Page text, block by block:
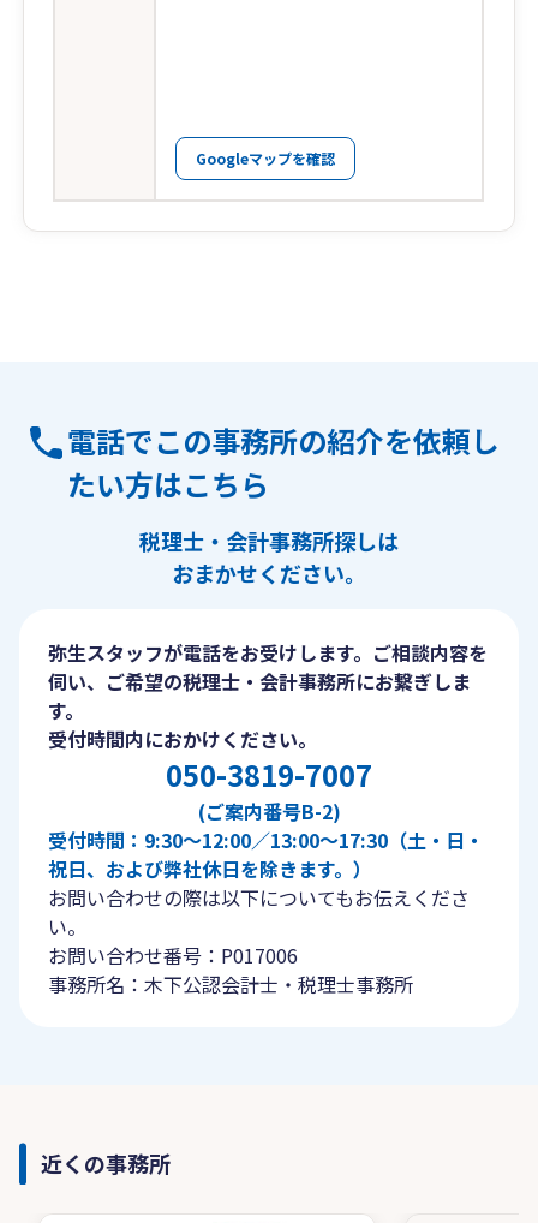
Googleマップを確認
電話でこの事務所の紹介を依頼し
たい方はこちら
税理士・会計事務所探しは
おまかせください。
弥生スタッフが電話をお受けします。ご相談内容を
伺い、ご希望の税理士・会計事務所にお繋ぎしま
す。
受付時間内におかけください。
050-3819-7007
(ご案内番号B-2)
受付時間：9:30〜12:00／13:00〜17:30（土・日・
祝日、および弊社休日を除きます。）
お問い合わせの際は以下についてもお伝えくださ
い。
お問い合わせ番号：P017006
事務所名：木下公認会計士・税理士事務所
近くの事務所